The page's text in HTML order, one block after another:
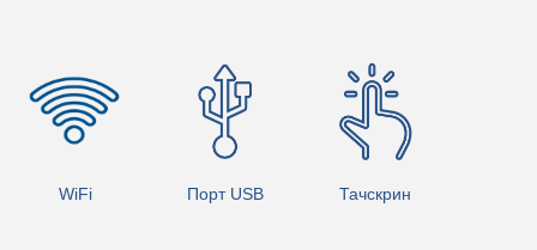
WiFi Порт USB Тачскрин